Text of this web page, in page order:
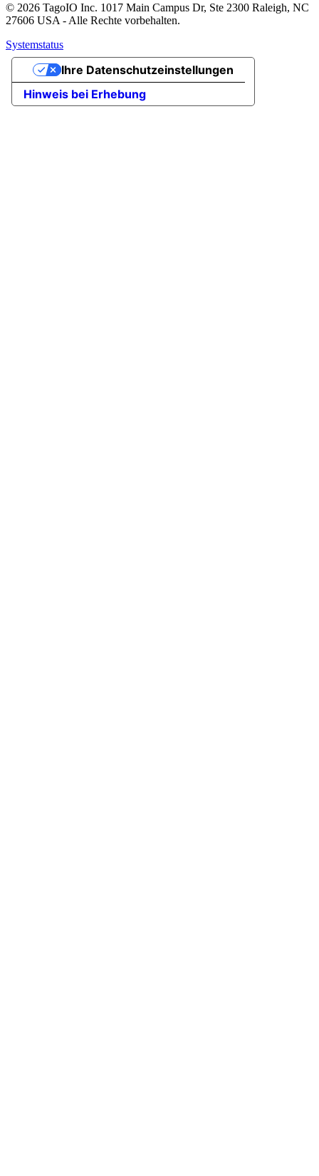
© 2026 TagoIO Inc. 1017 Main Campus Dr, Ste 2300 Raleigh, NC
27606 USA - Alle Rechte vorbehalten.
Systemstatus
Hinweis bei Erhebung
Ihre Datenschutzeinstellungen